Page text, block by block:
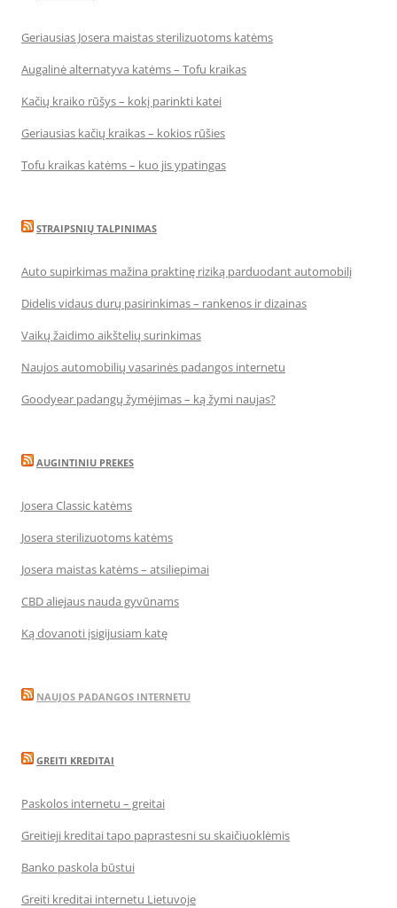
Geriausias Josera maistas sterilizuotoms katėms
Augalinė alternatyva katėms – Tofu kraikas
Kačių kraiko rūšys – kokį parinkti katei
Geriausias kačių kraikas – kokios rūšies
Tofu kraikas katėms – kuo jis ypatingas
STRAIPSNIŲ TALPINIMAS
Auto supirkimas mažina praktinę riziką parduodant automobilį
Didelis vidaus durų pasirinkimas – rankenos ir dizainas
Vaikų žaidimo aikštelių surinkimas
Naujos automobilių vasarinės padangos internetu
Goodyear padangų žymėjimas – ką žymi naujas?
AUGINTINIU PREKES
Josera Classic katėms
Josera sterilizuotoms katėms
Josera maistas katėms – atsiliepimai
CBD aliejaus nauda gyvūnams
Ką dovanoti įsigijusiam katę
NAUJOS PADANGOS INTERNETU
GREITI KREDITAI
Paskolos internetu – greitai
Greitieji kreditai tapo paprastesni su skaičiuoklėmis
Banko paskola būstui
Greiti kreditai internetu Lietuvoje